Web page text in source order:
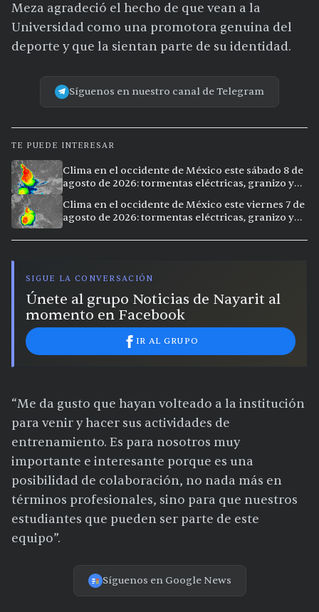
Meza agradeció el hecho de que vean a la
Universidad como una promotora genuina del
deporte y que la sientan parte de su identidad.
Síguenos en nuestro canal de Telegram
TE PUEDE INTERESAR
Clima en el occidente de México este sábado 8 de
agosto de 2026: tormentas eléctricas, granizo y
Clima en el occidente de México este viernes 7 de
agosto de 2026: tormentas eléctricas, granizo y
SIGUE LA CONVERSACIÓN
Únete al grupo Noticias de Nayarit al
momento en Facebook
IR AL GRUPO
“Me da gusto que hayan volteado a la institución
para venir y hacer sus actividades de
entrenamiento. Es para nosotros muy
importante e interesante porque es una
posibilidad de colaboración, no nada más en
términos profesionales, sino para que nuestros
estudiantes que pueden ser parte de este
equipo”.
Síguenos en Google News